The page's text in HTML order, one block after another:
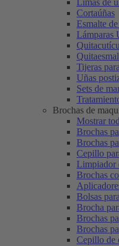
Limas de
Cortaúñas
Esmalte
Lámparas
Tijeras
Uñas
Sets de
Brochas de
Mostrar
Brochas
Brochas
Cepillo
Limpiador
Brochas
Bolsas
Brocha
Brochas
Brochas
Cepillo de